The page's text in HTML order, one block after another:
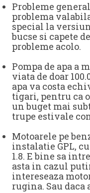
Probleme
problema
special la
bucse si capete
probleme acolo.
Pompa de apa a
viata de doar
apa va costa
tigari, pentru ca
un buget mai
trupe estivale
Motoarele pe
instalatie GPL,
1.8. E bine sa
asta in cazul
intereseaza
rugina. Sau daca